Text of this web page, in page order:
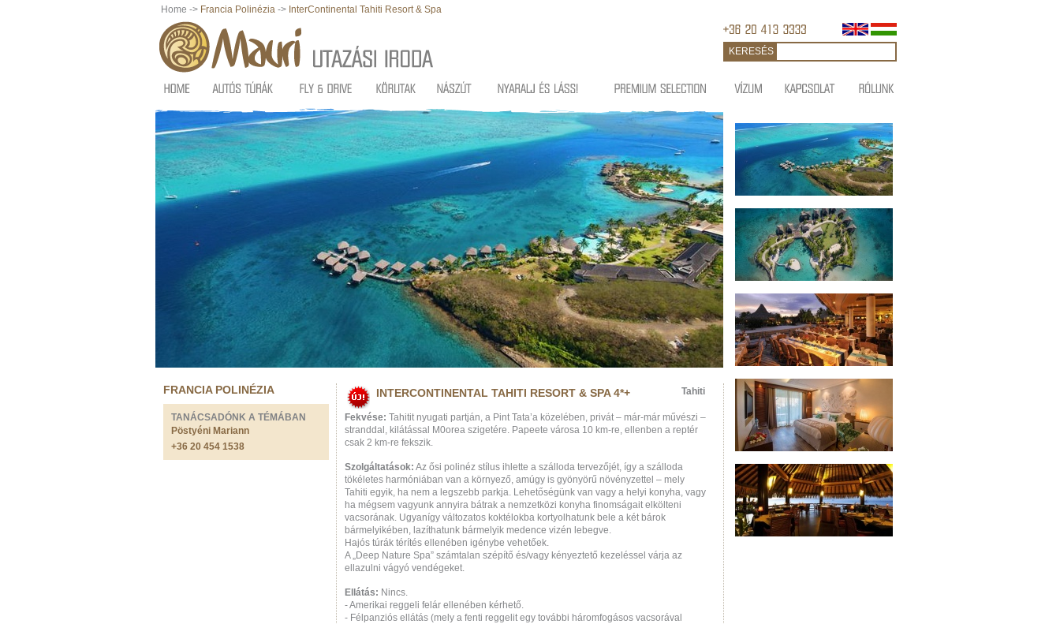
Home -> Francia Polinézia -> InterContinental Tahiti Resort & Spa
KERESÉS
FRANCIA POLINÉZIA
TANÁCSADÓNK A TÉMÁBAN
Pöstyéni Mariann
+36 20 454 1538
INTERCONTINENTAL TAHITI RESORT & SPA 4*+ Tahiti
Fekvése: Tahitit nyugati partján, a Pint Tata’a közelében, privát – már-már művészi –
stranddal, kilátással M0orea szigetére. Papeete városa 10 km-re, ellenben a reptér
csak 2 km-re fekszik.
Szolgáltatások: Az ősi polinéz stílus ihlette a szálloda tervezőjét, így a szálloda
tökéletes harmóniában van a környező, amúgy is gyönyörű növényzettel – mely
Tahiti egyik, ha nem a legszebb parkja. Lehetőségünk van vagy a helyi konyha, vagy
ha mégsem vagyunk annyira bátrak a nemzetközi konyha finomságait elkölteni
vacsorának. Ugyanígy változatos koktélokba kortyolhatunk bele a két bárok
bármelyikében, lazíthatunk bármelyik medence vizén lebegve.
Hajós túrák térítés ellenében igénybe vehetőek.
A „Deep Nature Spa” számtalan szépítő és/vagy kényeztető kezeléssel várja az
ellazulni vágyó vendégeket.
Ellátás: Nincs.
- Amerikai reggeli felár ellenében kérhető.
- Félpanziós ellátás (mely a fenti reggelit egy további háromfogásos vacsorával